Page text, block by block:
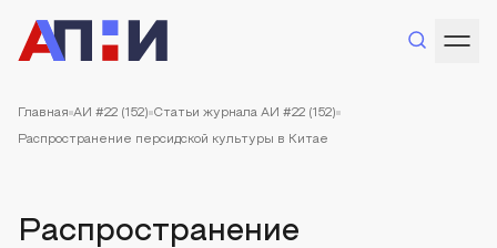
Главная АИ #22 (152) Статьи журнала АИ #22 (152)
Распространение персидской культуры в Китае
Распространение